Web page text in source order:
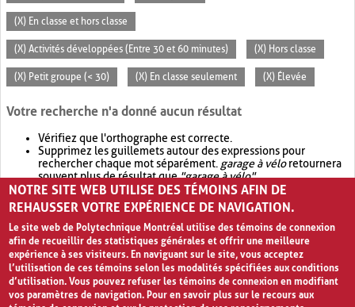
(X) En classe et hors classe
(X) Activités développées (Entre 30 et 60 minutes) (X) Hors classe
(X) Petit groupe (< 30) (X) En classe seulement (X) Élevée
Votre recherche n'a donné aucun résultat
Vérifiez que l'orthographe est correcte.
Supprimez les guillemets autour des expressions pour
rechercher chaque mot séparément. garage à véloretournera
souvent plus de résultat que"garage à vélo".
Envisagez d'élargir votre recherche avec OR.garage OR vélo
retournera souvent plus de résultat quegarage à vélo
NOTRE SITE WEB UTILISE DES TÉMOINS AFIN DE
REHAUSSER VOTRE EXPÉRIENCE DE NAVIGATION.
Le site web de Polytechnique Montréal utilise des témoins de connexion
afin de recueillir des statistiques générales et offrir une meilleure
expérience à ses visiteurs. En naviguant sur le site, vous acceptez
l’utilisation de ces témoins selon les modalités spécifiées aux conditions
d’utilisation. Vous pouvez refuser les témoins de connexion en modifiant
vos paramètres de navigation. Pour en savoir plus sur le recours aux